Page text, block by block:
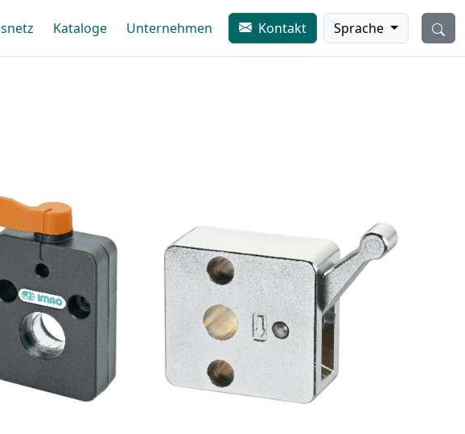
Kataloge Unternehmen Kontakt Sprache